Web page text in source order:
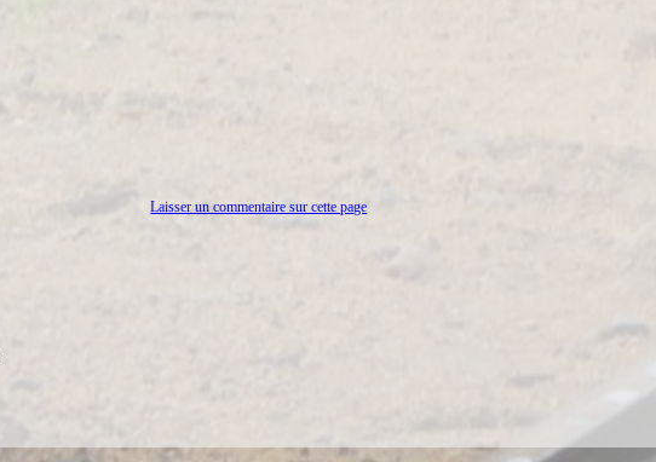
Laisser un commentaire sur cette page